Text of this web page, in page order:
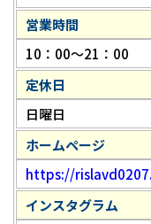
営業時間
10：00～21：00
定休日
日曜日
ホームページ
https://
インスタグラム